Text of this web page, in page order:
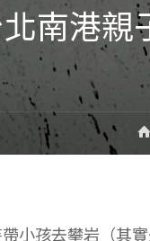
to
北南港
小孩去攀岩（其